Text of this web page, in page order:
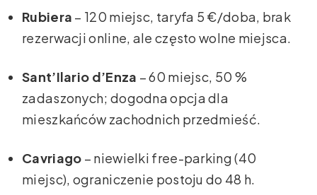
Rubiera – 120 miejsc, taryfa 5 €/doba, brak
rezerwacji online, ale często wolne miejsca.
Sant’Ilario d’Enza – 60 miejsc, 50 %
zadaszonych; dogodna opcja dla
mieszkańców zachodnich przedmieść.
Cavriago – niewielki free-parking (40
miejsc), ograniczenie postoju do 48 h.